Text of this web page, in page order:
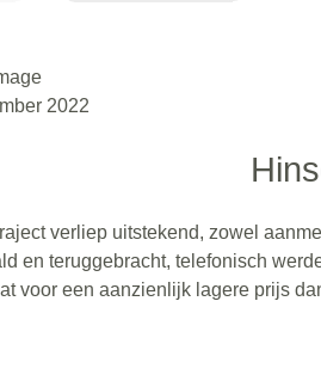
2022
verliep uitstekend, zowel
en teruggebracht, telefonisch
voor een aanzienlijk lagere prijs